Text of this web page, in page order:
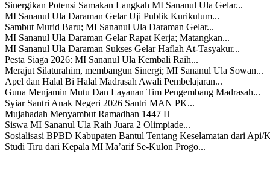
Sinergikan Potensi Samakan Langkah MI Sananul Ula Gelar...
MI Sananul Ula Daraman Gelar Uji Publik Kurikulum...
Sambut Murid Baru; MI Sananul Ula Daraman Gelar...
MI Sananul Ula Daraman Gelar Rapat Kerja; Matangkan...
MI Sananul Ula Daraman Sukses Gelar Haflah At-Tasyakur...
Pesta Siaga 2026: MI Sananul Ula Kembali Raih...
Merajut Silaturahim, membangun Sinergi; MI Sananul Ula Sowan...
Apel dan Halal Bi Halal Madrasah Awali Pembelajaran...
Guna Menjamin Mutu Dan Layanan Tim Pengembang Madrasah...
Syiar Santri Anak Negeri 2026 Santri MAN PK...
Mujahadah Menyambut Ramadhan 1447 H
Siswa MI Sananul Ula Raih Juara 2 Olimpiade...
Sosialisasi BPBD Kabupaten Bantul Tentang Keselamatan dari Api/
Studi Tiru dari Kepala MI Ma’arif Se-Kulon Progo...